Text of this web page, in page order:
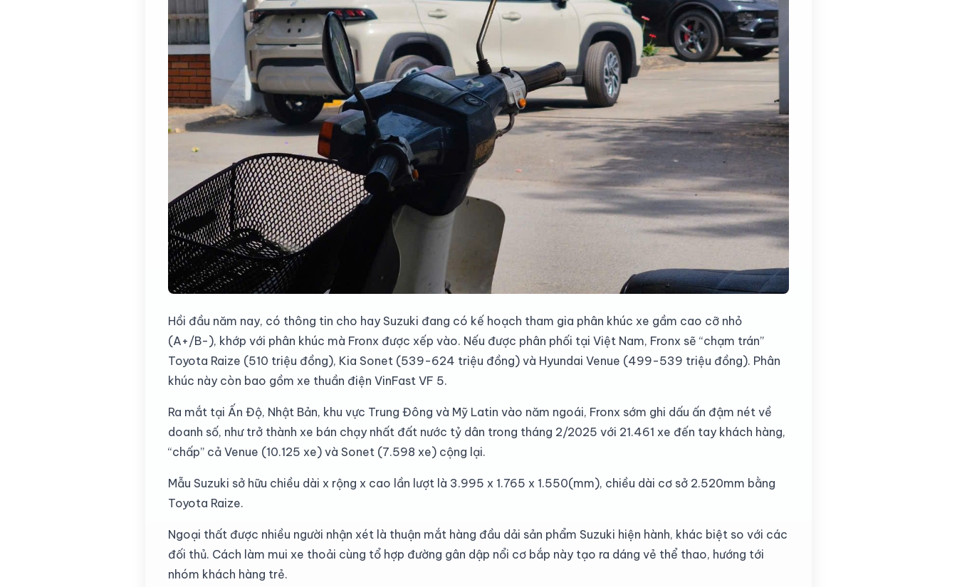
Hồi đầu năm nay, có thông tin cho hay Suzuki đang có kế hoạch tham gia phân khúc xe gầm cao cỡ nhỏ
(A+/B-), khớp với phân khúc mà Fronx được xếp vào. Nếu được phân phối tại Việt Nam, Fronx sẽ “chạm trán”
Toyota Raize (510 triệu đồng), Kia Sonet (539-624 triệu đồng) và Hyundai Venue (499-539 triệu đồng). Phân
khúc này còn bao gồm xe thuần điện VinFast VF 5.
Ra mắt tại Ấn Độ, Nhật Bản, khu vực Trung Đông và Mỹ Latin vào năm ngoái, Fronx sớm ghi dấu ấn đậm nét về
doanh số, như trở thành xe bán chạy nhất đất nước tỷ dân trong tháng 2/2025 với 21.461 xe đến tay khách hàng,
“chấp” cả Venue (10.125 xe) và Sonet (7.598 xe) cộng lại.
Mẫu Suzuki sở hữu chiều dài x rộng x cao lần lượt là 3.995 x 1.765 x 1.550(mm), chiều dài cơ sở 2.520mm bằng
Toyota Raize.
Ngoại thất được nhiều người nhận xét là thuận mắt hàng đầu dải sản phẩm Suzuki hiện hành, khác biệt so với các
đối thủ. Cách làm mui xe thoải cùng tổ hợp đường gân dập nổi cơ bắp này tạo ra dáng vẻ thể thao, hướng tới
nhóm khách hàng trẻ.